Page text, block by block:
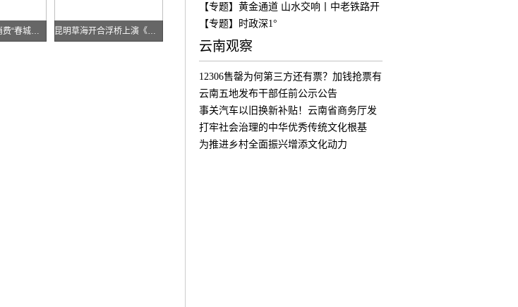
昆明打造“三新”消费“春城样板” 昆明草海开合浮桥上演《目瑙纵歌》刀舞
【专题】黄金通道 山水交响丨中老铁路开
通
【专题】时政深1°
云南观察
12306售罄为何第三方还有票？加钱抢票有
用
云南五地发布干部任前公示公告
事关汽车以旧换新补贴！云南省商务厅发
布公
打牢社会治理的中华优秀传统文化根基
为推进乡村全面振兴增添文化动力